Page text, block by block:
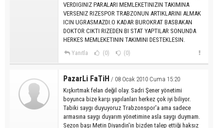
VERDIGINIZ PARALARI MEMLEKETINIZIN TAKIMINA
VERSENIZ RIZESPOR TRABZONUN ARTIKLARINI ALMAK
ICIN UGRASMAZDI.O KADAR BUROKRAT BASBAKAN
DOKTOR CIKTI RIZEDEN BI STAT YAPTILAR SONUNDA
HERKES MEMLEKETININ TAKIMINI DESTEKLESIN.
Yanıtla (0) (0)
PazarLi FaTiH / 08 Ocak 2010 Cuma 15:20
Kışkırtmak felan değil olay. Sadri Şener yönetimi
boyunca bize karşı yapılanları herkez çok iyi biliyor.
Tabiki saygı duyuyoruz Trabzonspor'a ama sadece
armasına saygı duyarım yönetimine asla saygı duymam.
Sezon başı Metin Diyandin'in bizden talep ettiği haksız